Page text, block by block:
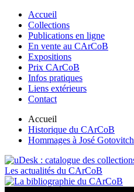
Accueil
Collections
Publications en ligne
En vente au CArCoB
Expositions
Prix CArCoB
Infos pratiques
Liens extérieurs
Contact
Accueil
Historique du CArCoB
Hommages à José Gotovitch
Les actualités du CArCoB